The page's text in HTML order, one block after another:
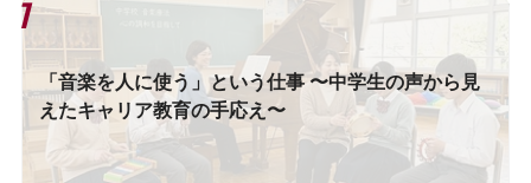
「音楽を人に使う」という仕事 〜中学生の声から見
えたキャリア教育の手応え〜